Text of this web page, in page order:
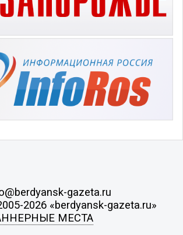
gazeta.ru
2026 «berdyansk-gazeta.ru»
МЕСТА